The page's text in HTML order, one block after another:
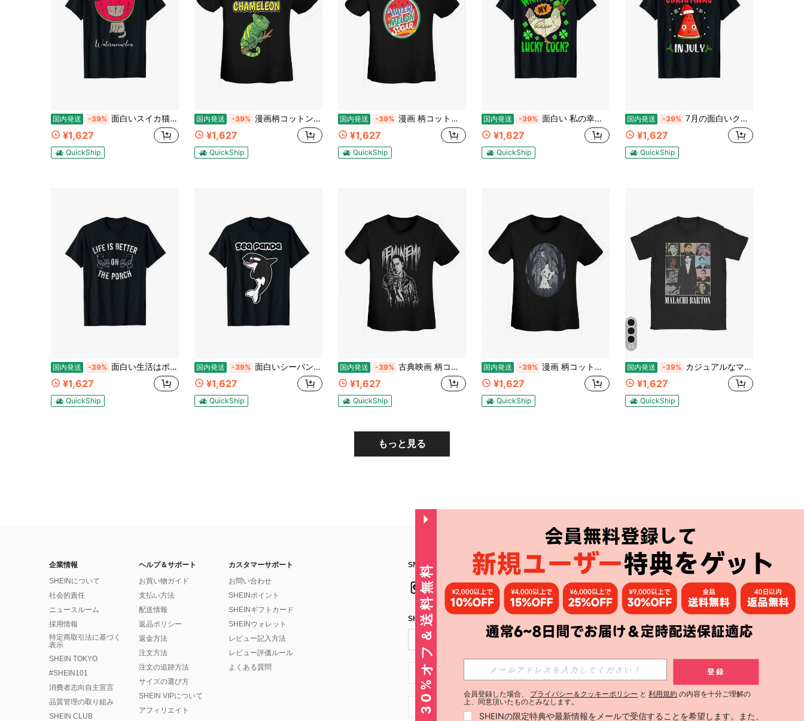
国内発送 -39% 面白いスイカ猫ウォーターニャーロンダジャレギフトフルーツ猫愛好家Tシャツ男性女性Kids
¥1,627
QuickShip
国内発送 -39% 漫画柄コットンTシャツ、カジュアルラウンドネック、半袖、無地、夏用Tシャツ、スポーツクライミングに最適、カジュアルTシャツ
¥1,627
QuickShip
国内発送 -39% 漫画 柄コットンTシャツ、カジュアルラウンドネック、半袖、無地、夏用Tシャツ、スポーツクライミングに最適、カジュアルTシャツ
¥1,627
QuickShip
国内発送 -39% 面白い 私の幸運なコックを撫でたい 聖パトリックの日 レプラコーン T-Shirt
¥1,627
QuickShip
国内発送 -39% 7月の面白いクリスマススイカ夏休み男性女性キッズT-Shirt
¥1,627
QuickShip
国内発送 -39% 面白い生活はポーチの方が良いヴィンテージギフトファミ T-Shirt
¥1,627
QuickShip
国内発送 -39% 面白いシーパンダシャチクジラTシャツ女性男性子供ギフトT-Shirt
¥1,627
QuickShip
国内発送 -39% 古典映画 柄コットンTシャツ、カジュアルラウンドネック、半袖、無地、夏用Tシャツ、スポーツクライミングに最適
¥1,627
QuickShip
国内発送 -39% 漫画 柄コットンTシャツ、カジュアルラウンドネック、半袖、無地、夏用Tシャツ、スポーツクライミングに最適、カジュアルTシャツ
¥1,627
QuickShip
23
国内発送 -39% カジュアルなマラキ・バートン俳優Tシャツ メンズ レディース ラウンドネック コットンTシャツ 半袖Tシャツ クラシックトップス サマーカジュアル
¥1,627
QuickShip
もっと見る
企業情報
SHEINについて
社会的責任
ニュースルーム
採用情報
特定商取引法に基づく
表示
SHEIN TOKYO
#SHEIN101
消費者志向自主宣言
品質管理の取り組み
SHEIN CLUB
ヘルプ＆サポート
お買い物ガイド
支払い方法
配送情報
返品ポリシー
返金方法
注文方法
注文の追跡方法
サイズの選び方
SHEIN VIPについて
アフィリエイト
カスタマーサポート
お問い合わせ
SHEINポイント
SHEINギフトカード
SHEINウォレット
レビュー記入方法
レビュー評価ルール
よくある質問
SNSフォローはこちら： アプリ
SHEIN STYLE NEWSを購読する
購読
JP + 81 登録する
JP + 81
30%オフ＆送料無料 登録
会員登録した場合、 プライバシー＆クッキーポリシー と 利用規約 の内容を十分ご理解の
上、同意頂いたものとみなします。
SHEINの限定特典や最新情報をメールで受信することを希望します。また、